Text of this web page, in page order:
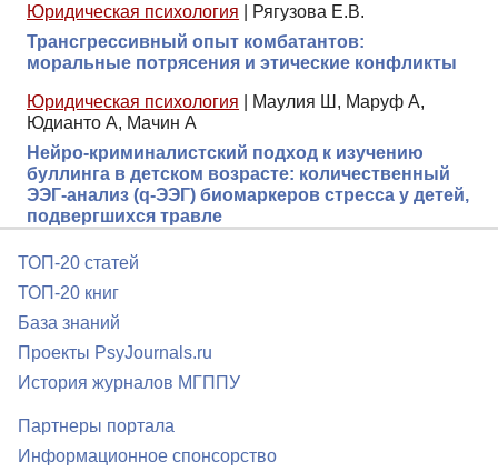
Юридическая психология
Рягузова Е.В.
Трансгрессивный опыт комбатантов:
моральные потрясения и этические конфликты
Юридическая психология
Маулия Ш, Маруф А,
Юдианто А, Мачин А
Нейро-криминалистский подход к изучению
буллинга в детском возрасте: количественный
ЭЭГ-анализ (q-ЭЭГ) биомаркеров стресса у детей,
подвергшихся травле
ТОП-20 статей
ТОП-20 книг
База знаний
Проекты PsyJournals.ru
История журналов МГППУ
Партнеры портала
Информационное спонсорство